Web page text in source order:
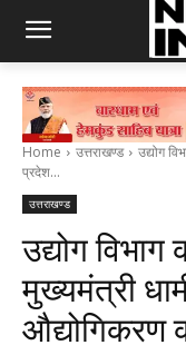
Home उत्तराखण्ड
उद्योग
प्रदेश...
उत्तराखण्ड
उद्योग विभाग
मुख्यमंत्री
औद्योगिकरण